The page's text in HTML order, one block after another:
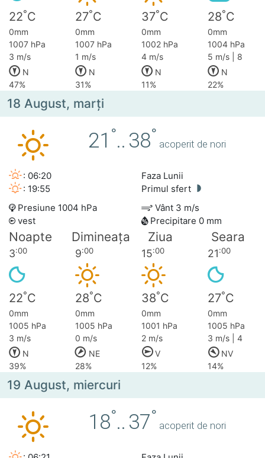
22°C 27°C 37°C 28°C
0mm 0mm 0mm
0mm
1007 hPa
1007 hPa 1002 hPa
1004 hPa
3 m/s
1 m/s 4 m/s
5 m/s | 8
N
N N
N
47%
31% 11% 22%
18 August, marţi
21 °.. 38°
acoperit de nori
: 06:20
: 19:55
Faza Lunii
Primul sfert
Presiune 1004 hPa
Vânt 3 m/s
vest
Precipitare 0 mm
Noapte Dimineața Ziua Seara
3:00 9:00 15:00 21:00
22°C 28°C 38°C 27°C
0mm 0mm 0mm
0mm
1005 hPa
1005 hPa 1001 hPa
1005 hPa
3 m/s
0 m/s 2 m/s
3 m/s | 4
N
NE V
NV
39%
28% 12% 14%
19 August, miercuri
18°.. 37°
acoperit de nori